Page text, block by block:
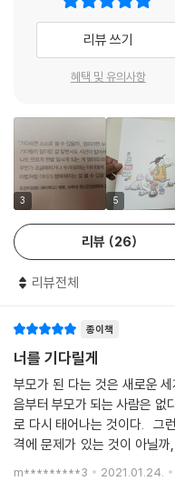
야 세상에 나올 수 있다는 걸
수 있어’라고 말하는 의젓한
아이가 기다리면 스스로 설 수
거라는 확신을, 엄마에게는 한
음의 여유를 선사할 것입니다.
『너를 기다릴게』의 그림을 그
일기’를 연재해 많은 독자의
따뜻하고 사랑스러운 가족의
육아 경험이 세심하게 담겨 있
아이가 태어나 처음으로 관계
아이가 성장하면서 점차 만들
을 끼칩니다. 부모에게서 따뜻
아이가 보다 긍정적인 성격과
과가 뒷받침해 주고 있습니다.
요하다는 점은 대부분의 부모님
리뷰 쓰기
혜택 및 유의사항
3 5
리뷰 26
리뷰전체
종이책
너를 기다릴게
부모가 된 다는 것은 새로운 세
음부터 부모가 되는 사람은 없
로 다시 태어나는 것이다. 그런데 실수투성이다. 나의 인
격에 문제가 있는 것이 아닐
때가 있다. 아이가 특히 어릴
m*********3 2021.01.24.